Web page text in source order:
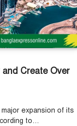
Create Over
expansion of its
to…